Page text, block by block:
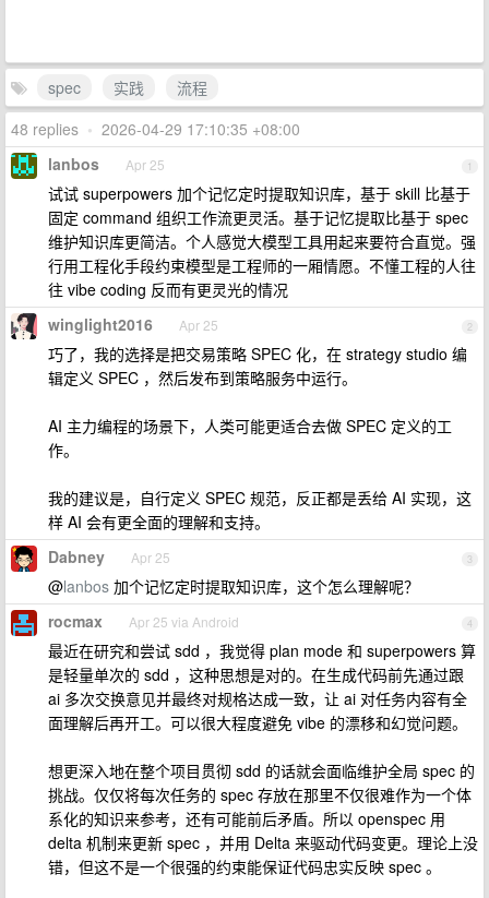
spec 实践
流程
48 replies • 2026-04-29 17:10:35 +08:00
1
lanbos Apr 25
试试 superpowers 加个记忆定时提取知识库，基于 skill 比基于
固定 command 组织工作流更灵活。基于记忆提取比基于 spec
维护知识库更简洁。个人感觉大模型工具用起来要符合直觉。强
行用工程化手段约束模型是工程师的一厢情愿。不懂工程的人往
往 vibe coding 反而有更灵光的情况
2
winglight2016 Apr 25
巧了，我的选择是把交易策略 SPEC 化，在 strategy studio 编
辑定义 SPEC ，然后发布到策略服务中运行。
AI 主力编程的场景下，人类可能更适合去做 SPEC 定义的工
作。
我的建议是，自行定义 SPEC 规范，反正都是丢给 AI 实现，这
样 AI 会有更全面的理解和支持。
3
Dabney Apr 25
@lanbos 加个记忆定时提取知识库，这个怎么理解呢？
4
rocmax Apr 25 via Android
最近在研究和尝试 sdd ，我觉得 plan mode 和 superpowers 算
是轻量单次的 sdd ，这种思想是对的。在生成代码前先通过跟
ai 多次交换意见并最终对规格达成一致，让 ai 对任务内容有全
面理解后再开工。可以很大程度避免 vibe 的漂移和幻觉问题。
想更深入地在整个项目贯彻 sdd 的话就会面临维护全局 spec 的
挑战。仅仅将每次任务的 spec 存放在那里不仅很难作为一个体
系化的知识来参考，还有可能前后矛盾。所以 openspec 用
delta 机制来更新 spec ，并用 Delta 来驱动代码变更。理论上没
错，但这不是一个很强的约束能保证代码忠实反映 spec 。